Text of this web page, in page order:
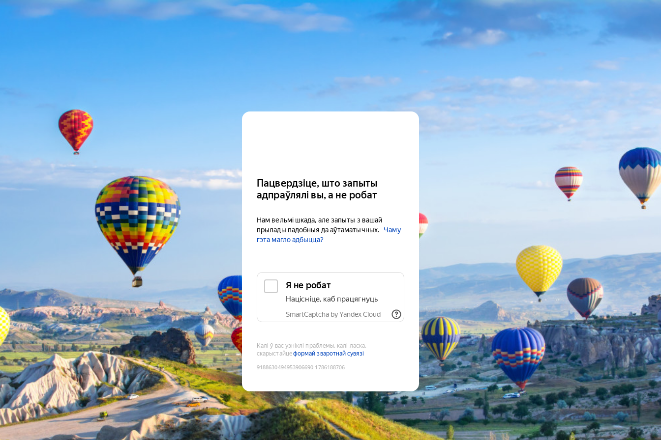
Пацвердзіце, што запыты
адпраўлялі вы, а не робат
Нам вельмі шкада, але запыты з вашай
прылады падобныя да аўтаматычных.
Чаму
гэта магло адбыцца?
Я не робат
Націсніце, каб працягнуць
SmartCaptcha by Yandex Cloud
Калі ў вас узніклі праблемы, калі ласка,
скарыстайцеформай зваротнай сувязі
9188630494953906690:1786188706